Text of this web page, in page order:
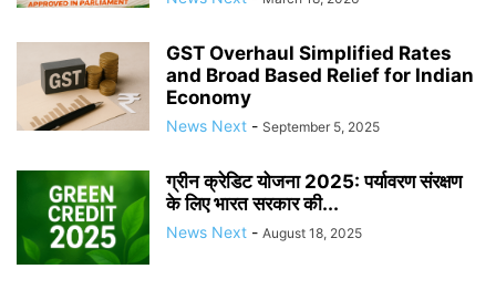
GST Overhaul Simplified Rates
and Broad Based Relief for Indian
Economy
News Next - September 5, 2025
ग्रीन क्रेडिट योजना 2025: पर्यावरण संरक्षण
के लिए भारत सरकार की...
News Next - August 18, 2025